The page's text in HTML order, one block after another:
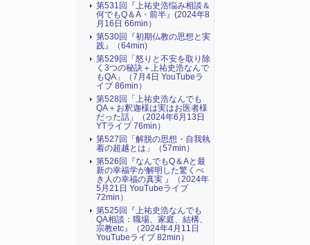
第531回『上祐史浩悩み相談＆
何でもQ＆A・前半』(2024年8
月16日 66min）
第530回『初期仏教の思想と実
践』（64min)
第529回「怒りと不安を取り除
く3つの秘訣＋上祐史浩なんで
もQA」（7月4日 YouTubeラ
イブ 86min）
第528回「上祐史浩なんでも
QA＋お釈迦様は実はお医者様
だった話」（2024年6月13日
YTライブ 76min）
第527回「解脱の思想・自我執
着の超越とは」（57min）
第526回『なんでもQ＆Aと最
新の幸福学が解明した驚くべ
き人の幸福の真実 』（2024年
5月21日 YouTubeライブ
72min）
第525回『上祐史浩なんでも
QA相談：職場、家庭、結構、
宗教etc』（2024年4月11日
YouTubeライブ 82min）